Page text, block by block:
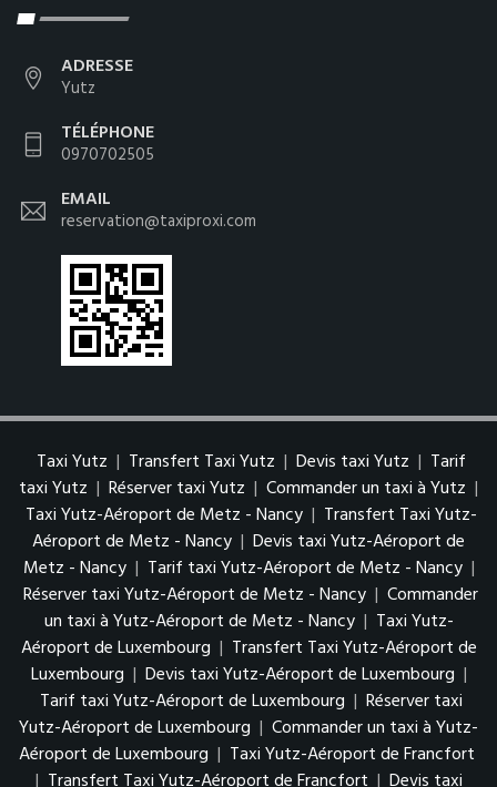
ADRESSE
Yutz
TÉLÉPHONE
0970702505
EMAIL
reservation@taxiproxi.com
Taxi Yutz | Transfert Taxi Yutz | Devis taxi Yutz | Tarif
taxi Yutz | Réserver taxi Yutz | Commander un taxi à Yutz |
Taxi Yutz-Aéroport de Metz - Nancy | Transfert Taxi Yutz-
Aéroport de Metz - Nancy | Devis taxi Yutz-Aéroport de
Metz - Nancy | Tarif taxi Yutz-Aéroport de Metz - Nancy |
Réserver taxi Yutz-Aéroport de Metz - Nancy | Commander
un taxi à Yutz-Aéroport de Metz - Nancy | Taxi Yutz-
Aéroport de Luxembourg | Transfert Taxi Yutz-Aéroport de
Luxembourg | Devis taxi Yutz-Aéroport de Luxembourg |
Tarif taxi Yutz-Aéroport de Luxembourg | Réserver taxi
Yutz-Aéroport de Luxembourg | Commander un taxi à Yutz-
Aéroport de Luxembourg | Taxi Yutz-Aéroport de Francfort